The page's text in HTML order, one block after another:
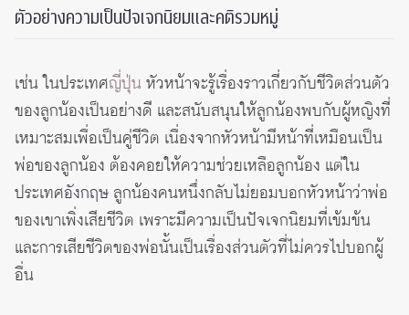
ตัวอย่างความเป็นปัจเจกนิยมและคติรวมหมู่
เช่น ในประเทศญี่ปุ่นหัวหน้าจะรู้เรื่องราวเกี่ยวกับชีวิตส่วนตัว
ของลูกน้องเป็นอย่างดี และสนับสนุนให้ลูกน้องพบกับผู้หญิงที่
เหมาะสมเพื่อเป็นคู่ชีวิต เนื่องจากหัวหน้ามีหน้าที่เหมือนเป็น
พ่อของลูกน้อง ต้องคอยให้ความช่วยเหลือลูกน้อง แต่ใน
ประเทศอังกฤษ ลูกน้องคนหนึ่งกลับไม่ยอมบอกหัวหน้าว่าพ่อ
ของเขาเพิ่งเสียชีวิต เพราะมีความเป็นปัจเจกนิยมที่เข้มข้น
และการเสียชีวิตของพ่อนั้นเป็นเรื่องส่วนตัวที่ไม่ควรไปบอกผู้
อื่น